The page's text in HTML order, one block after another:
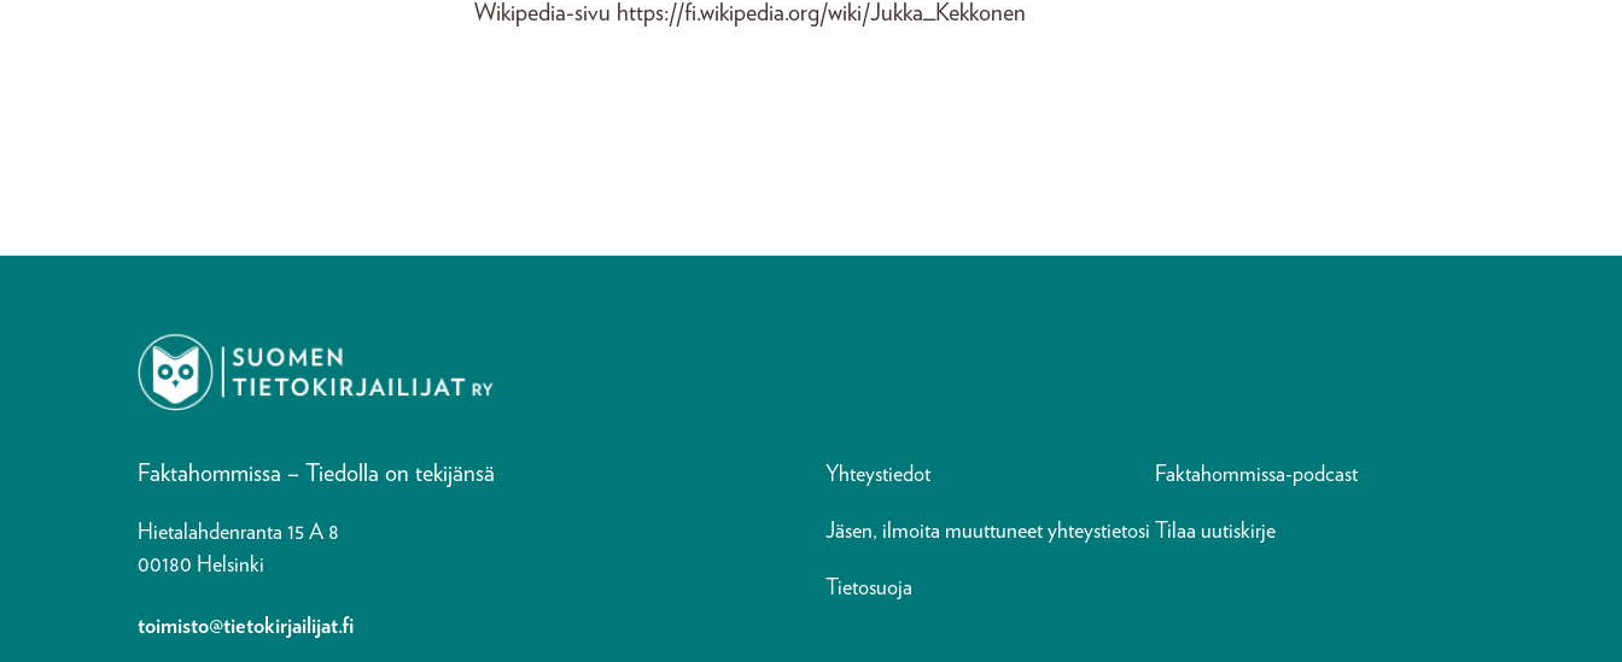
Wikipedia-sivu https://fi.wikipedia.org/wiki/Jukka_Kekkonen
Faktahommissa – Tiedolla on tekijänsä
Hietalahdenranta 15 A 8
00180 Helsinki
toimisto@tietokirjailijat.fi
Yhteystiedot Faktahommissa-podcast
Jäsen, ilmoita muuttuneet yhteystietosi Tilaa uutiskirje
Tietosuoja